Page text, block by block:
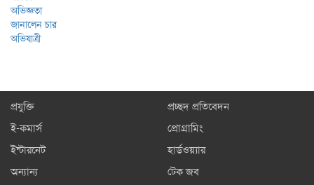
প্রযুক্তি
প্রচ্ছদ প্রতিবেদন
ই-কমার্স
প্রোগ্রামিং
ইন্টারনেট
হার্ডওয়্যার
অন্যান্য
টেক জব